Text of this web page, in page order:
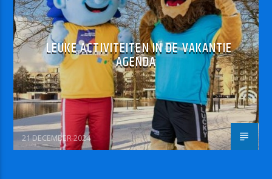
LEUKE ACTIVITEITEN IN DE VAKANTIE
AGENDA
21 DECEMBER 2024